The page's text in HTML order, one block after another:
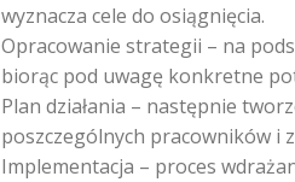
wyznacza cele do osiągnięcia.
Opracowanie strategii – na
biorąc pod uwagę konkretne
Plan działania – następnie
poszczególnych pracowników i
Implementacja – proces